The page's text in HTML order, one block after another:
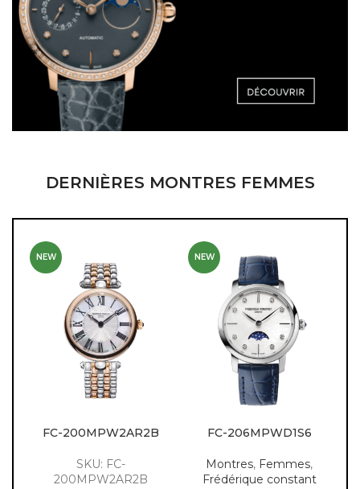
DERNIÈRES MONTRES FEMMES
NEW
FC-200MPW2AR2B
SKU: FC-
200MPW2AR2B
NEW
FC-206MPWD1S6
Montres, Femmes,
Frédérique constant